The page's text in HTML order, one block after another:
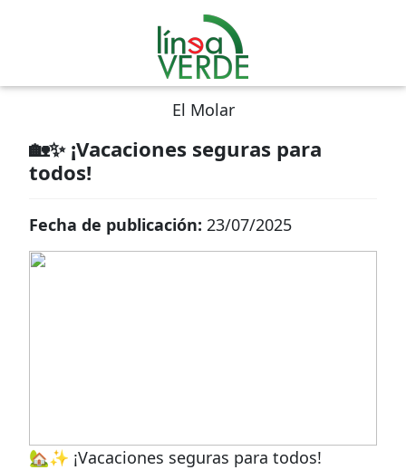
El Molar
🏡✨ ¡Vacaciones seguras para
todos!
Fecha de publicación: 23/07/2025
🏡✨ ¡Vacaciones seguras para todos!